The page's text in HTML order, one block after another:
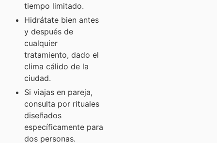
tiempo limitado.
Hidrátate bien antes
y después de
cualquier
tratamiento, dado el
clima cálido de la
ciudad.
Si viajas en pareja,
consulta por rituales
diseñados
específicamente para
dos personas.